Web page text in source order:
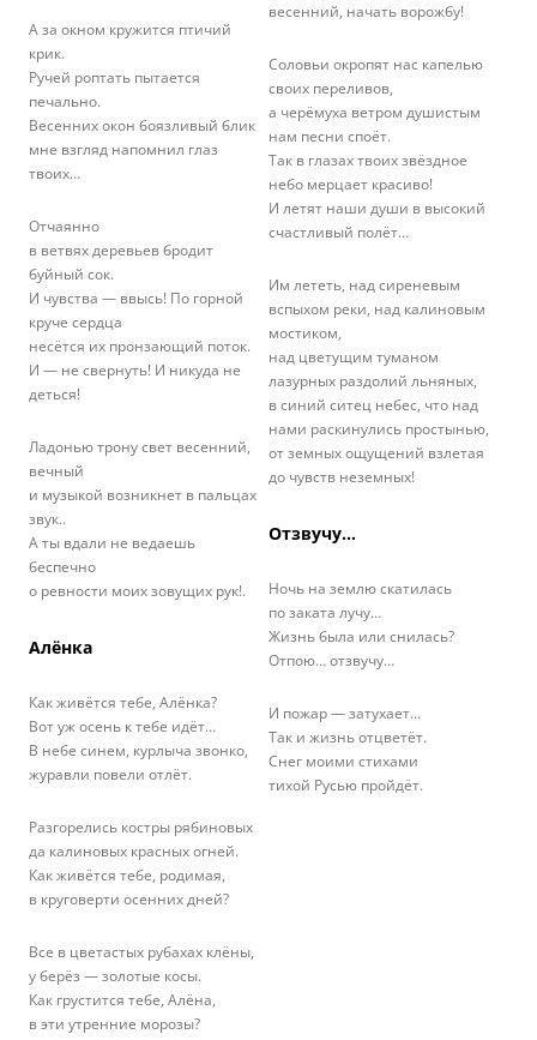
А за окном кружится птичий
крик.
Ручей роптать пытается
печально.
Весенних окон боязливый блик
мне взгляд напомнил глаз
твоих…
Отчаянно
в ветвях деревьев бродит
буйный сок.
И чувства — ввысь! По горной
круче сердца
несётся их пронзающий поток.
И — не свернуть! И никуда не
деться!
Ладонью трону свет весенний,
вечный
и музыкой возникнет в пальцах
звук..
А ты вдали не ведаешь
беспечно
о ревности моих зовущих рук!.
Алёнка
Как живётся тебе, Алёнка?
Вот уж осень к тебе идёт…
В небе синем, курлыча звонко,
журавли повели отлёт.
Разгорелись костры рябиновых
да калиновых красных огней.
Как живётся тебе, родимая,
в круговерти осенних дней?
Все в цветастых рубахах клёны,
у берёз — золотые косы.
Как грустится тебе, Алёна,
в эти утренние морозы?
весенний, начать ворожбу!
Соловьи окропят нас капелью
своих переливов,
а черёмуха ветром душистым
нам песни споёт.
Так в глазах твоих звёздное
небо мерцает красиво!
И летят наши души в высокий
счастливый полёт…
Им лететь, над сиреневым
вспыхом реки, над калиновым
мостиком,
над цветущим туманом
лазурных раздолий льняных,
в синий ситец небес, что над
нами раскинулись простынью,
от земных ощущений взлетая
до чувств неземных!
Отзвучу…
Ночь на землю скатилась
по заката лучу…
Жизнь была или снилась?
Отпою… отзвучу…
И пожар — затухает…
Так и жизнь отцветёт.
Снег моими стихами
тихой Русью пройдёт.